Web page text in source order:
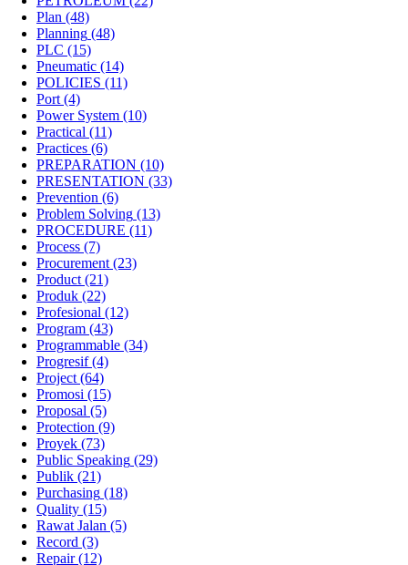
Plan (48)
Planning (48)
PLC (15)
Pneumatic (14)
POLICIES (11)
Port(4)
Power System (10)
Practical (11)
Practices (6)
PREPARATION (10)
PRESENTATION (33)
Prevention (6)
Problem Solving (13)
PROCEDURE (11)
Process (7)
Procurement(23)
Product(21)
Produk (22)
Profesional (12)
Program (43)
Programmable (34)
Progresif(4)
Project(64)
Promosi (15)
Proposal (5)
Protection (9)
Proyek (73)
Public Speaking (29)
Publik (21)
Purchasing (18)
Quality (15)
Rawat Jalan (5)
Record (3)
Repair(12)